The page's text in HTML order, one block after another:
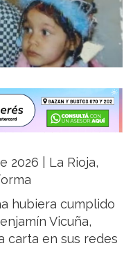
2026 | La Rioja,
hubiera cumplido
Vicuña,
carta en sus redes